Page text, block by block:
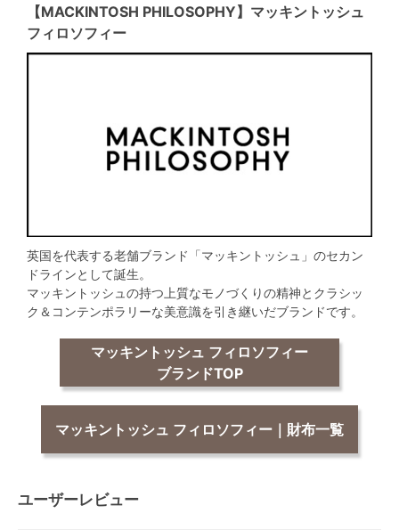
【MACKINTOSH PHILOSOPHY】マッキントッシュ
フィロソフィー
英国を代表する老舗ブランド「マッキントッシュ」のセカン
ドラインとして誕生。
マッキントッシュの持つ上質なモノづくりの精神とクラシッ
ク＆コンテンポラリーな美意識を引き継いだブランドです。
マッキントッシュ フィロソフィー
ブランドTOP
マッキントッシュ フィロソフィー｜財布一覧
ユーザーレビュー